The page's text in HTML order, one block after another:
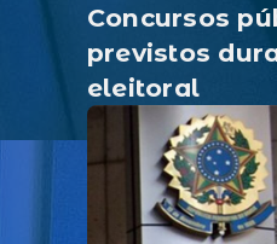
Concursos
previstos
eleitoral